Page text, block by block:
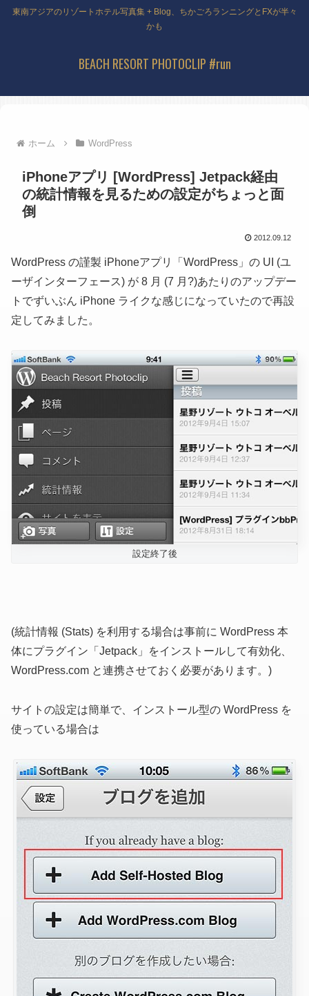
東南アジアのリゾートホテル写真集 + Blog、ちかごろランニングとFXが半々
かも
BEACH RESORT PHOTOCLIP #run
ホーム WordPress
iPhoneアプリ [WordPress] Jetpack経由
の統計情報を見るための設定がちょっと面
倒
2012.09.12
WordPress の謹製 iPhoneアプリ「WordPress」の UI (ユ
ーザインターフェース) が 8 月 (7 月?)あたりのアップデー
トでずいぶん iPhone ライクな感じになっていたので再設
定してみました。
設定終了後
(統計情報 (Stats) を利用する場合は事前に WordPress 本
体にプラグイン「Jetpack」をインストールして有効化、
WordPress.com と連携させておく必要があります。)
サイトの設定は簡単で、インストール型の WordPress を
使っている場合は